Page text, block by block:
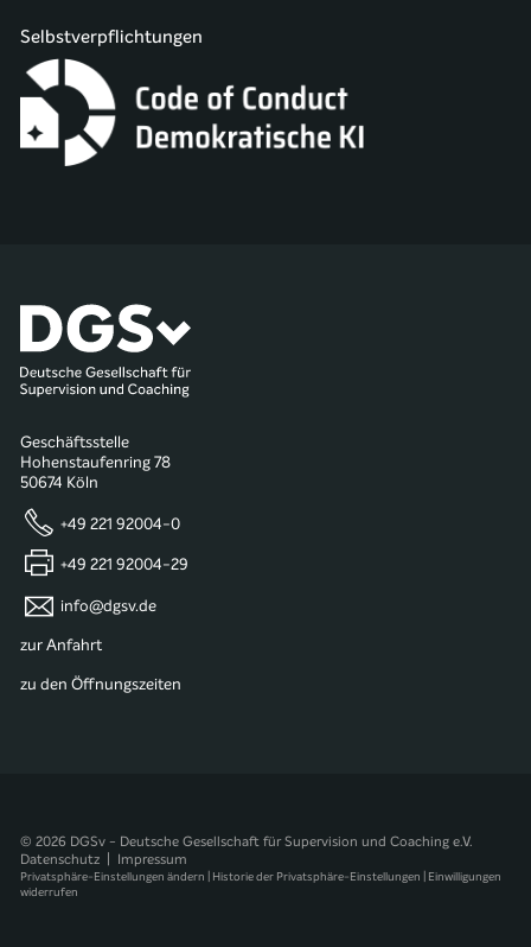
Selbstverpflichtungen
Geschäftsstelle
Hohenstaufenring 78
50674 Köln
+49 221 92004-0
+49 221 92004-29
info@dgsv.de
zur Anfahrt
zu den Öffnungszeiten
© 2026 DGSv - Deutsche Gesellschaft für Supervision und Coaching e.V.
Datenschutz | Impressum
Privatsphäre-Einstellungen ändern | Historie der Privatsphäre-Einstellungen | Einwilligungen
widerrufen